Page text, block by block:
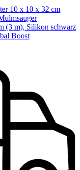
10 x 10 x 32 cm
(3 m), Silikon schwarz
Boost